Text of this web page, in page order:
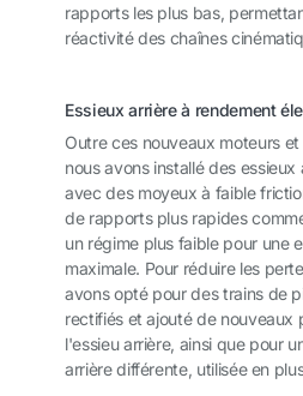
rapports les plus bas,
réactivité des chaînes
Essieux arrière à rendement
Outre ces nouveaux moteurs
nous avons installé des
avec des moyeux à faible
de rapports plus rapides
un régime plus faible pour une
maximale. Pour réduire les
avons opté pour des trains de
rectifiés et ajouté de nouveaux
l'essieu arrière, ainsi que pour
arrière différente, utilisée en